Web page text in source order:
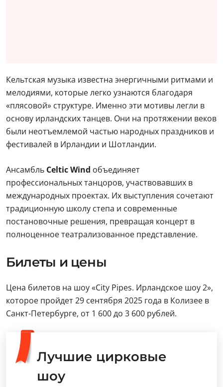
Кельтская музыка известна энергичными ритмами и
мелодиями, которые легко узнаются благодаря
«плясовой» структуре. Именно эти мотивы легли в
основу ирландских танцев. Они на протяжении веков
были неотъемлемой частью народных праздников и
фестивалей в Ирландии и Шотландии.
Ансамбль Celtic Wind объединяет
профессиональных танцоров, участвовавших в
международных проектах. Их выступления сочетают
традиционную школу степа и современные
постановочные решения, превращая концерт в
полноценное театрализованное представление.
Билеты и цены
Цена билетов на шоу «City Pipes. Ирландское шоу 2»,
которое пройдет 29 сентября 2025 года в Колизее в
Санкт-Петербурге, от 1 600 до 3 600 рублей.
Лучшие цирковые
шоу